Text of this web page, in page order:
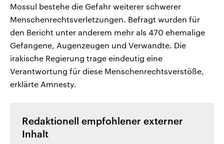
Mossul bestehe die Gefahr weiterer schwerer
Menschenrechtsverletzungen. Befragt wurden für
den Bericht unter anderem mehr als 470 ehemalige
Gefangene, Augenzeugen und Verwandte. Die
irakische Regierung trage eindeutig eine
Verantwortung für diese Menschenrechtsverstöße,
erklärte Amnesty.
Redaktionell empfohlener externer
Inhalt